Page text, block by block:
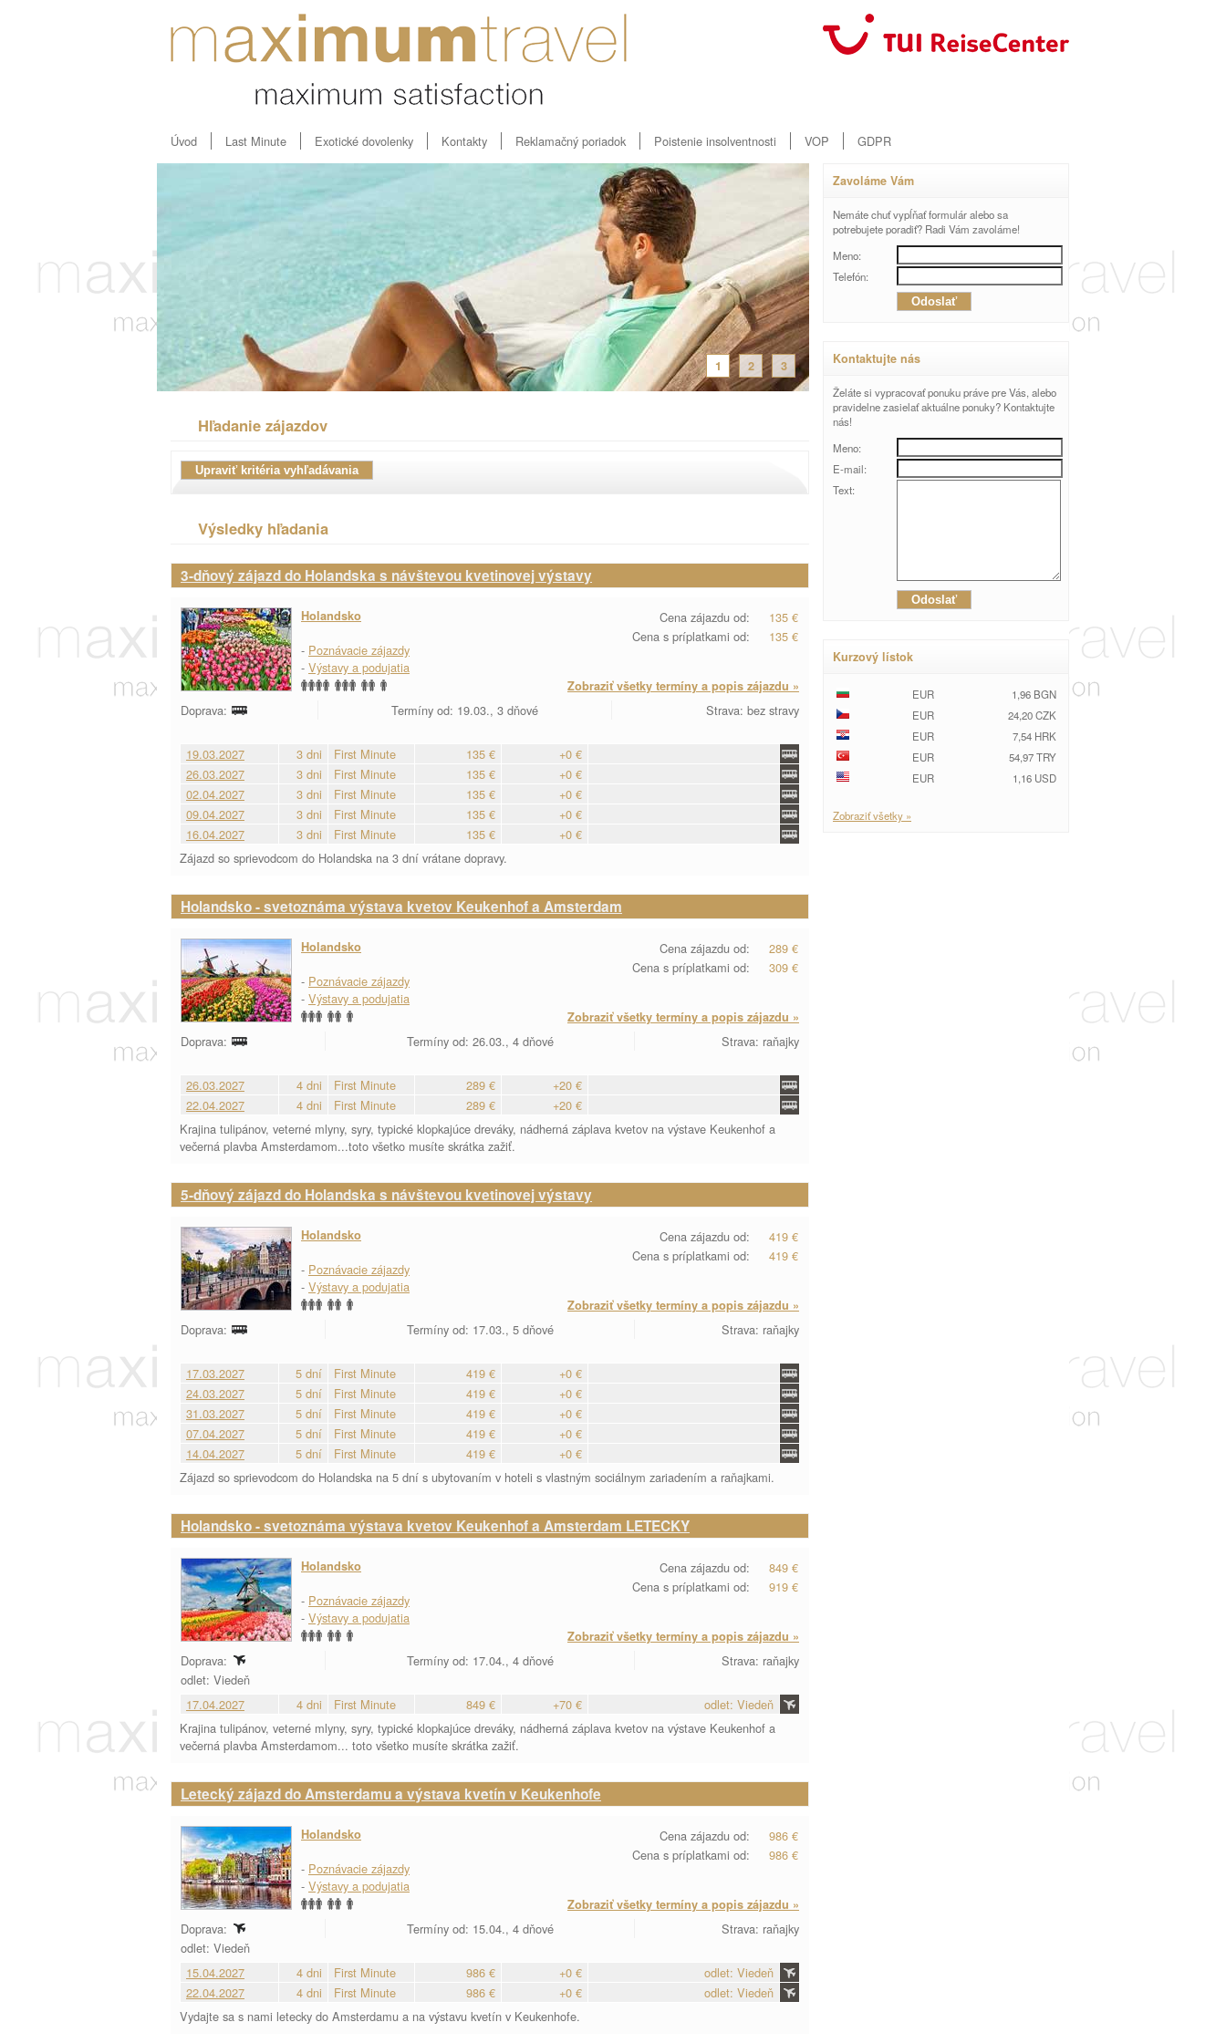
Úvod Last Minute Exotické dovolenky Kontakty Reklamačný poriadok Poistenie insolventnosti VOP GDPR
1 2 3
Hľadanie zájazdov
Výsledky hľadania
3-dňový zájazd do Holandska s návštevou kvetinovej výstavy
Cena zájazdu od:
135 €
Cena s príplatkami od:
135 €
Holandsko
- Poznávacie zájazdy
- Výstavy a podujatia
Zobraziť všetky termíny a popis zájazdu »
Doprava: Termíny od: 19.03., 3 dňové Strava: bez stravy
19.03.2027 3 dni First Minute 135 €
+0 €
26.03.2027
3 dni First Minute 135 €
+0 €
02.04.2027
3 dni First Minute 135 €
+0 €
09.04.2027
3 dni First Minute 135 €
+0 €
16.04.2027
3 dni First Minute 135 €
+0 €
Zájazd so sprievodcom do Holandska na 3 dní vrátane dopravy.
Holandsko - svetoznáma výstava kvetov Keukenhof a Amsterdam
Cena zájazdu od:
289 €
Cena s príplatkami od:
309 €
Holandsko
- Poznávacie zájazdy
- Výstavy a podujatia
Zobraziť všetky termíny a popis zájazdu »
Doprava: Termíny od: 26.03., 4 dňové Strava: raňajky
26.03.2027 4 dni First Minute 289 €
+20 €
22.04.2027
4 dni First Minute 289 €
+20 €
Krajina tulipánov, veterné mlyny, syry, typické klopkajúce dreváky, nádherná záplava kvetov na výstave Keukenhof a
večerná plavba Amsterdamom...toto všetko musíte skrátka zažiť.
5-dňový zájazd do Holandska s návštevou kvetinovej výstavy
Cena zájazdu od:
419 €
Cena s príplatkami od:
419 €
Holandsko
- Poznávacie zájazdy
- Výstavy a podujatia
Zobraziť všetky termíny a popis zájazdu »
Doprava: Termíny od: 17.03., 5 dňové Strava: raňajky
17.03.2027 5 dní First Minute 419 €
+0 €
24.03.2027
5 dní First Minute 419 €
+0 €
31.03.2027
5 dní First Minute 419 €
+0 €
07.04.2027
5 dní First Minute 419 €
+0 €
14.04.2027
5 dní First Minute 419 €
+0 €
Zájazd so sprievodcom do Holandska na 5 dní s ubytovaním v hoteli s vlastným sociálnym zariadením a raňajkami.
Holandsko - svetoznáma výstava kvetov Keukenhof a Amsterdam LETECKY
Cena zájazdu od:
849 €
Cena s príplatkami od:
919 €
Holandsko
- Poznávacie zájazdy
- Výstavy a podujatia
Zobraziť všetky termíny a popis zájazdu »
Doprava: Termíny od: 17.04., 4 dňové
Strava: raňajky
odlet: Viedeň
17.04.2027
4 dni First Minute 849 € +70 €
odlet: Viedeň
Krajina tulipánov, veterné mlyny, syry, typické klopkajúce dreváky, nádherná záplava kvetov na výstave Keukenhof a
večerná plavba Amsterdamom... toto všetko musíte skrátka zažiť.
Letecký zájazd do Amsterdamu a výstava kvetín v Keukenhofe
Cena zájazdu od:
986 €
Cena s príplatkami od:
986 €
Holandsko
- Poznávacie zájazdy
- Výstavy a podujatia
Zobraziť všetky termíny a popis zájazdu »
Doprava: Termíny od: 15.04., 4 dňové
Strava: raňajky
odlet: Viedeň
15.04.2027
4 dni First Minute 986 € +0 €
odlet: Viedeň
22.04.2027
4 dni First Minute 986 € +0 €
odlet: Viedeň
Vydajte sa s nami letecky do Amsterdamu a na výstavu kvetín v Keukenhofe.
Zavoláme Vám
Nemáte chuť vypĺňať formulár alebo sa
potrebujete poradiť? Radi Vám zavoláme!
Meno:
Telefón:
Kontaktujte nás
Želáte si vypracovať ponuku práve pre Vás, alebo
pravidelne zasielať aktuálne ponuky? Kontaktujte
nás!
Meno:
E-mail:
Text:
Kurzový lístok
EUR
1,96 BGN
EUR
24,20 CZK
EUR
7,54 HRK
EUR
54,97 TRY
EUR
1,16 USD
Zobraziť všetky »